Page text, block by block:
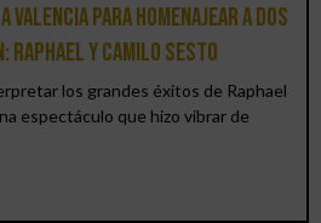
Valencia para homenajear a dos
Raphael y Camilo Sesto
los grandes éxitos de Raphael
espectáculo que hizo vibrar de